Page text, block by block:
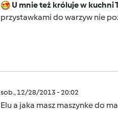
U mnie też króluje w kuchni
przystawkami do warzyw nie
sob., 12/28/2013 - 20:02
Elu a jaka masz maszynke do